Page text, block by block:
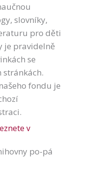
slovníky,
pro děti
je pravidelně
se
stránkách.
fondu je
v
po-pá